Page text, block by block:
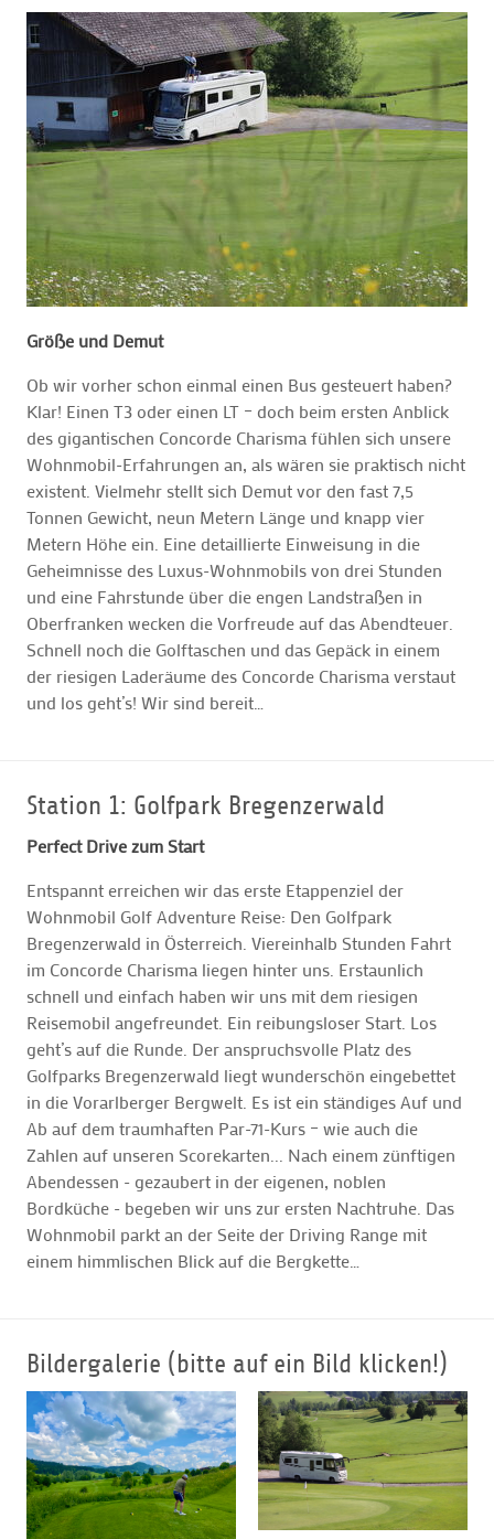
Größe und Demut
Ob wir vorher schon einmal einen Bus gesteuert haben?
Klar! Einen T3 oder einen LT – doch beim ersten Anblick
des gigantischen Concorde Charisma fühlen sich unsere
Wohnmobil-Erfahrungen an, als wären sie praktisch nicht
existent. Vielmehr stellt sich Demut vor den fast 7,5
Tonnen Gewicht, neun Metern Länge und knapp vier
Metern Höhe ein. Eine detaillierte Einweisung in die
Geheimnisse des Luxus-Wohnmobils von drei Stunden
und eine Fahrstunde über die engen Landstraßen in
Oberfranken wecken die Vorfreude auf das Abendteuer.
Schnell noch die Golftaschen und das Gepäck in einem
der riesigen Laderäume des Concorde Charisma verstaut
und los geht’s! Wir sind bereit…
Station 1: Golfpark Bregenzerwald
Perfect Drive zum Start
Entspannt erreichen wir das erste Etappenziel der
Wohnmobil Golf Adventure Reise: Den Golfpark
Bregenzerwald in Österreich. Viereinhalb Stunden Fahrt
im Concorde Charisma liegen hinter uns. Erstaunlich
schnell und einfach haben wir uns mit dem riesigen
Reisemobil angefreundet. Ein reibungsloser Start. Los
geht’s auf die Runde. Der anspruchsvolle Platz des
Golfparks Bregenzerwald liegt wunderschön eingebettet
in die Vorarlberger Bergwelt. Es ist ein ständiges Auf und
Ab auf dem traumhaften Par-71-Kurs – wie auch die
Zahlen auf unseren Scorekarten... Nach einem zünftigen
Abendessen - gezaubert in der eigenen, noblen
Bordküche - begeben wir uns zur ersten Nachtruhe. Das
Wohnmobil parkt an der Seite der Driving Range mit
einem himmlischen Blick auf die Bergkette…
Bildergalerie (bitte auf ein Bild klicken!)